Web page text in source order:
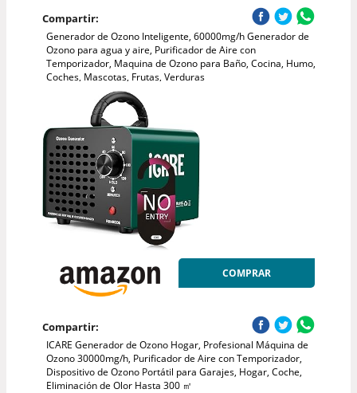
Compartir:
Generador de Ozono Inteligente, 60000mg/h Generador de
Ozono para agua y aire, Purificador de Aire con
Temporizador, Maquina de Ozono para Baño, Cocina, Humo,
Coches, Mascotas, Frutas, Verduras
COMPRAR
Compartir:
ICARE Generador de Ozono Hogar, Profesional Máquina de
Ozono 30000mg/h, Purificador de Aire con Temporizador,
Dispositivo de Ozono Portátil para Garajes, Hogar, Coche,
Eliminación de Olor Hasta 300 ㎡